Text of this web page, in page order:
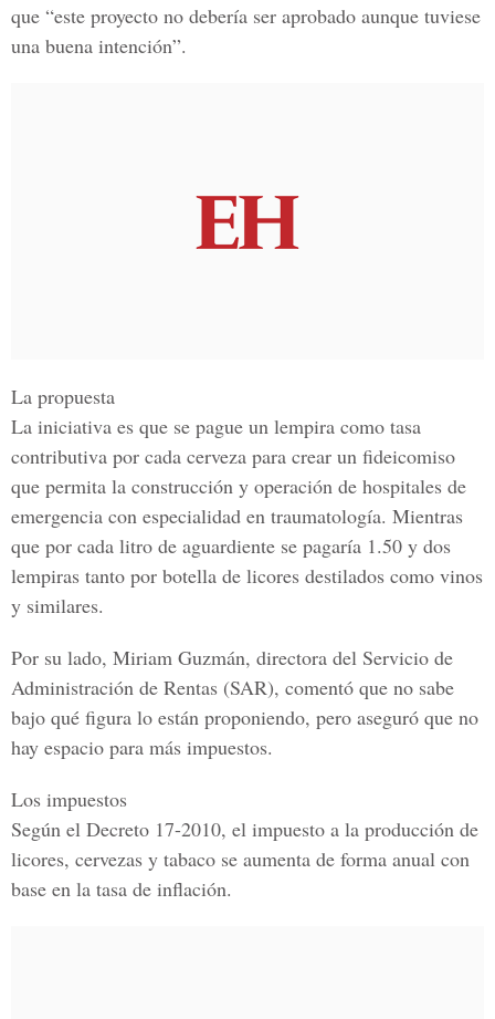
que “este proyecto no debería ser aprobado aunque tuviese
una buena intención”.
La propuesta
La iniciativa es que se pague un lempira como tasa
contributiva por cada cerveza para crear un fideicomiso
que permita la construcción y operación de hospitales de
emergencia con especialidad en traumatología. Mientras
que por cada litro de aguardiente se pagaría 1.50 y dos
lempiras tanto por botella de licores destilados como vinos
y similares.
Por su lado, Miriam Guzmán, directora del Servicio de
Administración de Rentas (SAR), comentó que no sabe
bajo qué figura lo están proponiendo, pero aseguró que no
hay espacio para más impuestos.
Los impuestos
Según el Decreto 17-2010, el impuesto a la producción de
licores, cervezas y tabaco se aumenta de forma anual con
base en la tasa de inflación.